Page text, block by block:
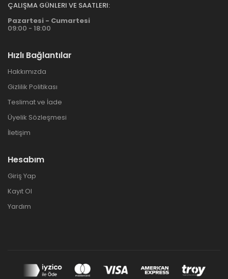
ÇALIŞMA GÜNLERI VE SAATLERI:
Pazartesi - Cumartesi
09:00 - 18:00
Hızlı Bağlantılar
Hakkımızda
Gizlilik Politikası
Teslimat ve İade
Üyelik Sözleşmesi
İletişim
Hesabım
Giriş Yap
Kayıt Ol
Yardım